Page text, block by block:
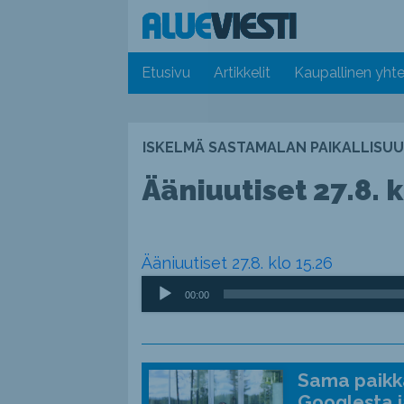
Etusivu Artikkelit Kaupallinen
ISKELMÄ SASTAMALAN
Ääniuutiset 27.8.
Ääniuutiset 27.8. klo 15.26
Äänitoistin
00:00
Sama